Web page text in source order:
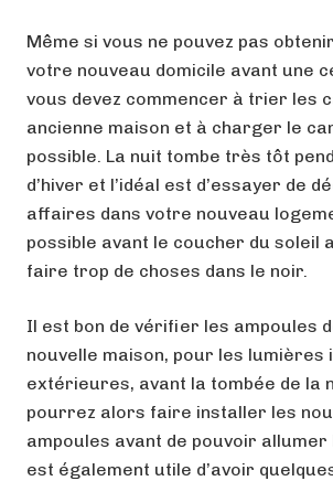
Même si vous ne pouvez pas
votre nouveau domicile avant une
vous devez commencer à trier les
ancienne maison et à charger le
possible. La nuit tombe très tôt
d’hiver et l’idéal est d’essayer de
affaires dans votre nouveau
possible avant le coucher du soleil
faire trop de choses dans le noir.
Il est bon de vérifier les ampoules
nouvelle maison, pour les
extérieures, avant la tombée de la
pourrez alors faire installer les
ampoules avant de pouvoir
est également utile d’avoir